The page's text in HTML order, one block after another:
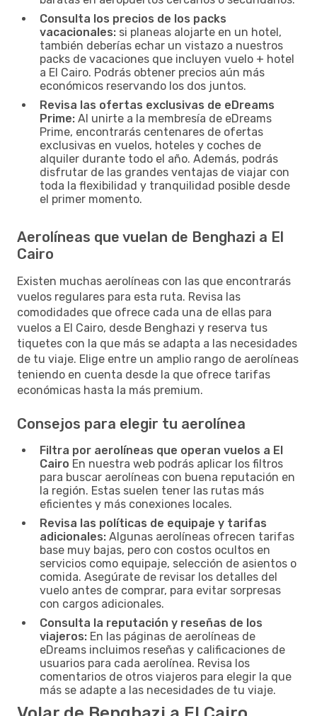
Consulta los precios de los packs
vacacionales: si planeas alojarte en un hotel,
también deberías echar un vistazo a nuestros
packs de vacaciones que incluyen vuelo + hotel
a El Cairo. Podrás obtener precios aún más
económicos reservando los dos juntos.
Revisa las ofertas exclusivas de eDreams
Prime: Al unirte a la membresía de eDreams
Prime, encontrarás centenares de ofertas
exclusivas en vuelos, hoteles y coches de
alquiler durante todo el año. Además, podrás
disfrutar de las grandes ventajas de viajar con
toda la flexibilidad y tranquilidad posible desde
el primer momento.
Aerolíneas que vuelan de Benghazi a El
Cairo
Existen muchas aerolíneas con las que encontrarás
vuelos regulares para esta ruta. Revisa las
comodidades que ofrece cada una de ellas para
vuelos a El Cairo, desde Benghazi y reserva tus
tiquetes con la que más se adapta a las necesidades
de tu viaje. Elige entre un amplio rango de aerolíneas
teniendo en cuenta desde la que ofrece tarifas
económicas hasta la más premium.
Consejos para elegir tu aerolínea
Filtra por aerolíneas que operan vuelos a El
Cairo En nuestra web podrás aplicar los filtros
para buscar aerolíneas con buena reputación en
la región. Estas suelen tener las rutas más
eficientes y más conexiones locales.
Revisa las políticas de equipaje y tarifas
adicionales: Algunas aerolíneas ofrecen tarifas
base muy bajas, pero con costos ocultos en
servicios como equipaje, selección de asientos o
comida. Asegúrate de revisar los detalles del
vuelo antes de comprar, para evitar sorpresas
con cargos adicionales.
Consulta la reputación y reseñas de los
viajeros: En las páginas de aerolíneas de
eDreams incluimos reseñas y calificaciones de
usuarios para cada aerolínea. Revisa los
comentarios de otros viajeros para elegir la que
más se adapte a las necesidades de tu viaje.